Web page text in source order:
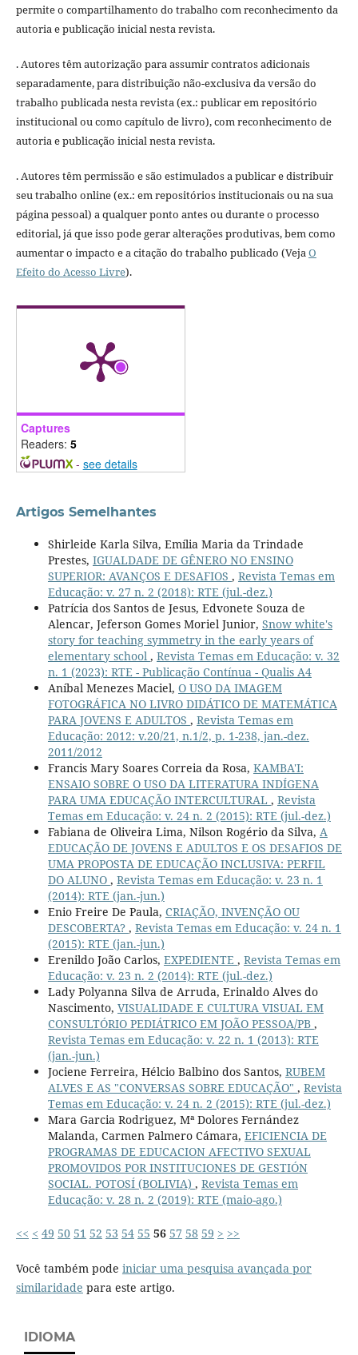
permite o compartilhamento do trabalho com reconhecimento da
autoria e publicação inicial nesta revista.
. Autores têm autorização para assumir contratos adicionais
separadamente, para distribuição não-exclusiva da versão do
trabalho publicada nesta revista (ex.: publicar em repositório
institucional ou como capítulo de livro), com reconhecimento de
autoria e publicação inicial nesta revista.
. Autores têm permissão e são estimulados a publicar e distribuir
seu trabalho online (ex.: em repositórios institucionais ou na sua
página pessoal) a qualquer ponto antes ou durante o processo
editorial, já que isso pode gerar alterações produtivas, bem como
aumentar o impacto e a citação do trabalho publicado (VejaO
Efeito do Acesso Livre).
Captures
Readers: 5
- see details
Artigos Semelhantes
Shirleide Karla Silva, Emília Maria da Trindade
Prestes, IGUALDADE DE GÊNERO NO ENSINO
SUPERIOR: AVANÇOS E DESAFIOS , Revista Temas em
Educação: v. 27 n. 2 (2018): RTE (jul.-dez.)
Patrícia dos Santos de Jesus, Edvonete Souza de
Alencar, Jeferson Gomes Moriel Junior, Snow white's
story for teaching symmetry in the early years of
elementary school , Revista Temas em Educação: v. 32
n. 1 (2023): RTE - Publicação Contínua - Qualis A4
Aníbal Menezes Maciel, O USO DA IMAGEM
FOTOGRÁFICA NO LIVRO DIDÁTICO DE MATEMÁTICA
PARA JOVENS E ADULTOS , Revista Temas em
Educação: 2012: v.20/21, n.1/2, p. 1-238, jan.-dez.
2011/2012
Francis Mary Soares Correia da Rosa, KAMBA'I:
ENSAIO SOBRE O USO DA LITERATURA INDÍGENA
PARA UMA EDUCAÇÃO INTERCULTURAL , Revista
Temas em Educação: v. 24 n. 2 (2015): RTE (jul.-dez.)
Fabiana de Oliveira Lima, Nilson Rogério da Silva, A
EDUCAÇÃO DE JOVENS E ADULTOS E OS DESAFIOS DE
UMA PROPOSTA DE EDUCAÇÃO INCLUSIVA: PERFIL
DO ALUNO , Revista Temas em Educação: v. 23 n. 1
(2014): RTE (jan.-jun.)
Enio Freire De Paula, CRIAÇÃO, INVENÇÃO OU
DESCOBERTA? , Revista Temas em Educação: v. 24 n. 1
(2015): RTE (jan.-jun.)
Erenildo João Carlos, EXPEDIENTE , Revista Temas em
Educação: v. 23 n. 2 (2014): RTE (jul.-dez.)
Lady Polyanna Silva de Arruda, Erinaldo Alves do
Nascimento, VISUALIDADE E CULTURA VISUAL EM
CONSULTÓRIO PEDIÁTRICO EM JOÃO PESSOA/PB ,
Revista Temas em Educação: v. 22 n. 1 (2013): RTE
(jan.-jun.)
Jociene Ferreira, Hélcio Balbino dos Santos, RUBEM
ALVES E AS "CONVERSAS SOBRE EDUCAÇÃO" , Revista
Temas em Educação: v. 24 n. 2 (2015): RTE (jul.-dez.)
Mara Garcia Rodriguez, Mª Dolores Fernández
Malanda, Carmen Palmero Cámara, EFICIENCIA DE
PROGRAMAS DE EDUCACION AFECTIVO SEXUAL
PROMOVIDOS POR INSTITUCIONES DE GESTIÓN
SOCIAL. POTOSÍ (BOLIVIA) , Revista Temas em
Educação: v. 28 n. 2 (2019): RTE (maio-ago.)
<< < 49 50 51 52 53 54 55 56 57 58 59 > >>
Você também pode iniciar uma pesquisa avançada por
similaridade para este artigo.
IDIOMA